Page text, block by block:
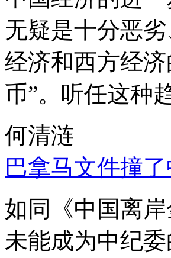
无疑是十分恶
经济和西方经
币”。听任这种
何清涟
巴拿马文件撞
如同《中国离
未能成为中纪